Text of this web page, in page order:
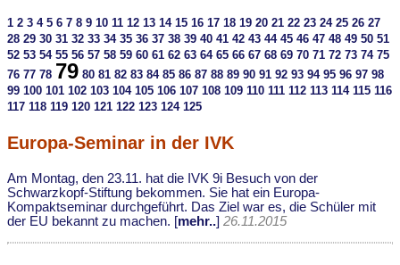
1 2 3 4 5 6 7 8 9 10 11 12 13 14 15 16 17 18 19 20 21 22 23 24 25 26 27
28 29 30 31 32 33 34 35 36 37 38 39 40 41 42 43 44 45 46 47 48 49 50 51
52 53 54 55 56 57 58 59 60 61 62 63 64 65 66 67 68 69 70 71 72 73 74 75
76 77 78 79 80 81 82 83 84 85 86 87 88 89 90 91 92 93 94 95 96 97 98
99 100 101 102 103 104 105 106 107 108 109 110 111 112 113 114 115 116
117 118 119 120 121 122 123 124 125
Europa-Seminar in der IVK
Am Montag, den 23.11. hat die IVK 9i Besuch von der
Schwarzkopf-Stiftung bekommen. Sie hat ein Europa-
Kompaktseminar durchgeführt. Das Ziel war es, die Schüler mit
der EU bekannt zu machen. [mehr..] 26.11.2015